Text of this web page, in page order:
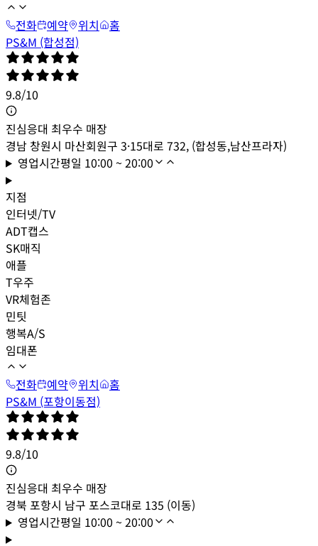
전화
예약 위치
홈
PS&M (합성점)
9.8/10
진심응대 최우수 매장
경남 창원시 마산회원구 3·15대로 732, (합성동,남산프라자)
영업시간평일 10:00 ~ 20:00
지점
인터넷/TV
ADT캡스
SK매직
애플
T우주
VR체험존
민팃
행복A/S
임대폰
전화
예약 위치
홈
PS&M (포항이동점)
9.8/10
진심응대 최우수 매장
경북 포항시 남구 포스코대로 135 (이동)
영업시간평일 10:00 ~ 20:00